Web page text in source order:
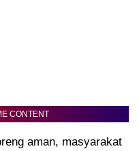
CONTENT
aman, masyarakat